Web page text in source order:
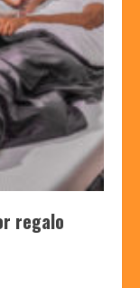
regalo